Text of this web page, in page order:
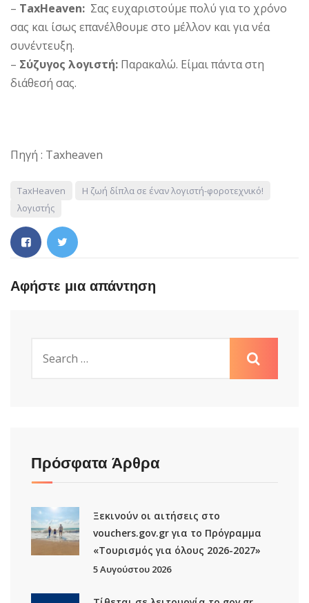
– TaxHeaven: Σας ευχαριστούμε πολύ για το χρόνο
σας και ίσως επανέλθουμε στο μέλλον και για νέα
συνέντευξη.
– Σύζυγος λογιστή: Παρακαλώ. Είμαι πάντα στη
διάθεσή σας.
Πηγή : Taxheaven
TaxHeaven
Η ζωή δίπλα σε έναν λογιστή-φοροτεχνικό!
λογιστής
Αφήστε μια απάντηση
Πρόσφατα Άρθρα
Ξεκινούν οι αιτήσεις στο
vouchers.gov.gr για το Πρόγραμμα
«Τουρισμός για όλους 2026-2027»
5 Αυγούστου 2026